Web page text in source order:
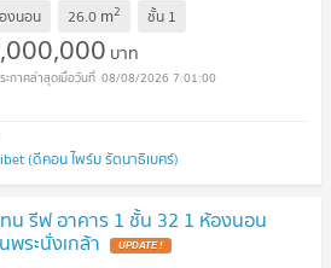
งนอน 26.0 m2 ชั้น 1
บาท
08/08/2026 7:01:00
(ดีคอน ไพร์ม รัตนาธิเบศร์)
ทน รีฟ อาคาร 1 ชั้น 32 1 ห้องนอน
ระนั่งเกล้า